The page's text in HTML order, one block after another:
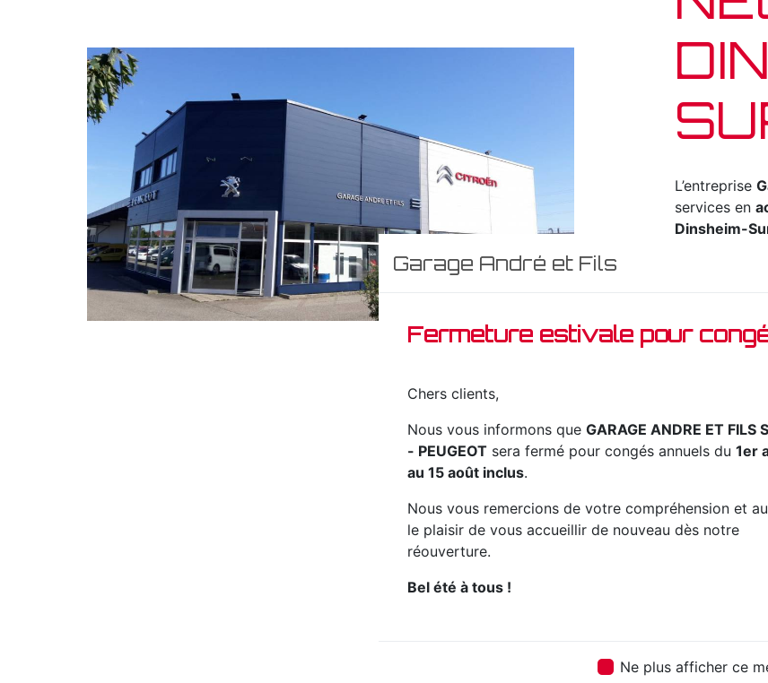
Garage André et Fils
Fermeture estivale pour
Chers clients,
Nous vous informons que GARAGE ANDRE ET FILS
- PEUGEOT sera fermé pour congés annuels du 1er
au 15 août inclus.
Nous vous remercions de votre compréhension et
le plaisir de vous accueillir de nouveau dès notre
réouverture.
Bel été à tous !
Ne plus afficher ce
L’entreprise
services en
Dinsheim-
et d’un
oeuvre
ainsi dans
sommes à
Dinsheim-
pour vous
avant tout
encore plus
qualifiée et